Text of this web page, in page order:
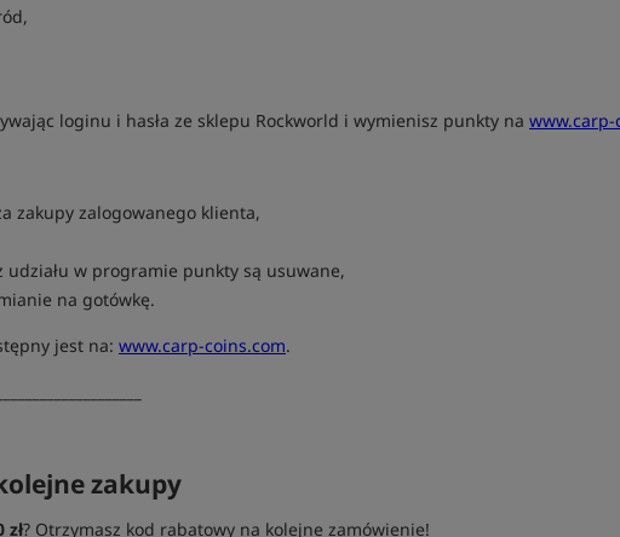
loginu i hasła ze sklepu Rockworld i wymienisz punkty na www.carp-
zakupy zalogowanego klienta,
w programie punkty są usuwane,
na gotówkę.
jest na: www.carp-coins.com.
zakupy
zł? Otrzymasz kod rabatowy na kolejne zamówienie!